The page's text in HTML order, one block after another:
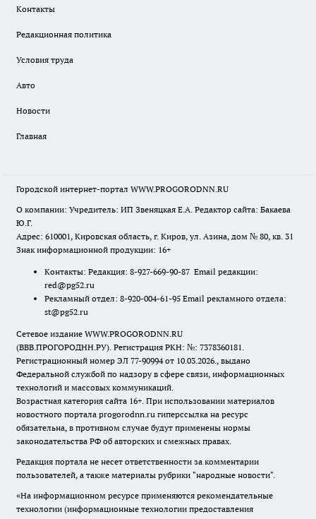
Контакты
Редакционная политика
Условия труда
Авто
Новости
Главная
Городской интернет-портал WWW.PROGORODNN.RU
О компании: Учредитель: ИП Звеняцкая Е.А. Редактор сайта: Бакаева
Ю.Г.
Адрес: 610001, Кировская область, г. Киров, ул. Азина, дом № 80, кв. 31
Знак информационной продукции: 16+
Контакты: Редакция: 8-927-669-90-87 Email редакции:
red@pg52.ru
Рекламный отдел: 8-920-004-61-95 Email рекламного отдела:
st@pg52.ru
Сетевое издание WWW.PROGORODNN.RU
(ВВВ.ПРОГОРОДНН.РУ). Регистрация РКН: №: 7378360181.
Регистрационный номер ЭЛ 77-90994 от 10.03.2026., выдано
Федеральной службой по надзору в сфере связи, информационных
технологий и массовых коммуникаций.
Возрастная категория сайта 16+. При использовании материалов
новостного портала progorodnn.ru гиперссылка на ресурс
обязательна, в противном случае будут применены нормы
законодательства РФ об авторских и смежных правах.
Редакция портала не несет ответственности за комментарии
пользователей, а также материалы рубрики "народные новости".
«На информационном ресурсе применяются рекомендательные
технологии (информационные технологии предоставления